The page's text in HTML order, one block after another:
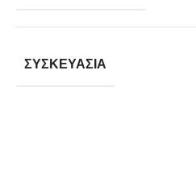
ΣΥΣΚΕΥΑΣΊΑ